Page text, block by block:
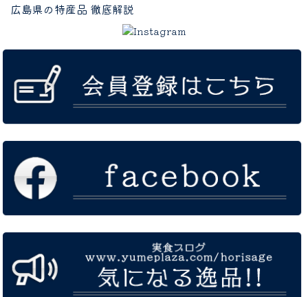
広島県の特産品 徹底解説